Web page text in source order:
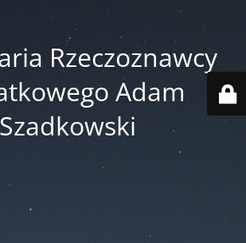
Rzeczoznawcy
Adam
Szadkowski